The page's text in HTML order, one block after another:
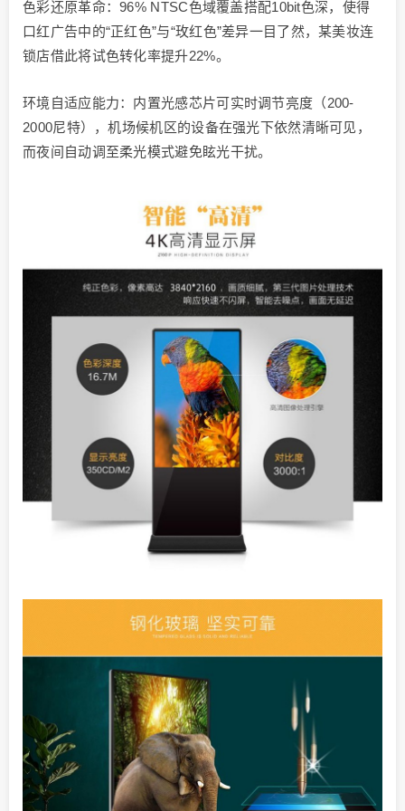
色彩还原革命：96% NTSC色域覆盖搭配10bit色深，使得
口红广告中的“正红色”与“玫红色”差异一目了然，某美妆连
锁店借此将试色转化率提升22%。
环境自适应能力：内置光感芯片可实时调节亮度（200-
2000尼特），机场候机区的设备在强光下依然清晰可见，
而夜间自动调至柔光模式避免眩光干扰。